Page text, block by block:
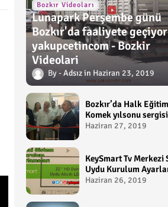
Bozkır Videoları
Lunapark Perşembe günü
Bozkır'da faaliyete
yakupcetincom - Bozkir
Videolari
Adsız Haziran 23, 2019
Bozkır’da Halk
Komek yılsonu sergisi
gerçekleştirildi-
Haziran 27, 2019
KeySmart Tv Merkezi
Uydu Kurulum
Video anlatım -
Haziran 26, 2019